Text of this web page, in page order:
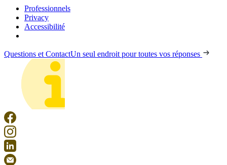
Professionnels
Privacy
Accessibilité
Questions et ContactUn seul endroit pour toutes vos réponses